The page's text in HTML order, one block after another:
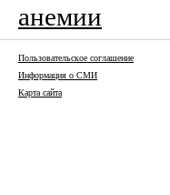
анемии
Пользовательское соглашение
Информация о СМИ
Карта сайта